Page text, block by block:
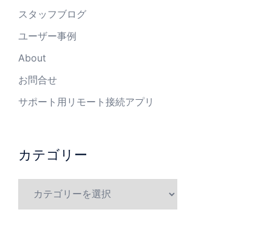
スタッフブログ
ユーザー事例
About
お問合せ
サポート用リモート接続アプリ
カテゴリー